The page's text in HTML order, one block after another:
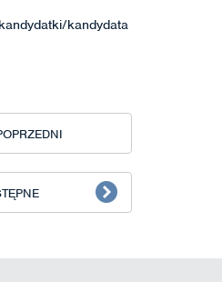
kandydata